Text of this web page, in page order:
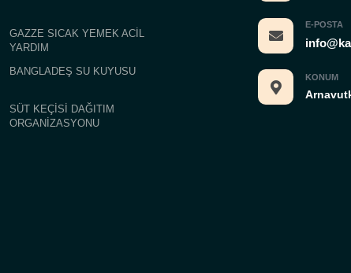
GAZZE SICAK YEMEK ACİL
YARDIM
BANGLADEŞ SU KUYUSU
SÜT KEÇİSİ DAĞITIM
ORGANİZASYONU
E-POSTA
KONUM